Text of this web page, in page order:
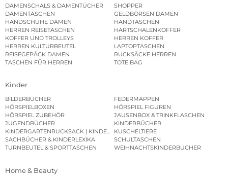
DAMENSCHALS & DAMENTÜCHER
SHOPPER
DAMENTASCHEN
GELDBÖRSEN DAMEN
HANDSCHUHE DAMEN
HANDTASCHEN
HERREN REISETASCHEN
HARTSCHALENKOFFER
KOFFER UND TROLLEYS
HERREN KOFFER
HERREN KULTURBEUTEL
LAPTOPTASCHEN
REISEGEPÄCK DAMEN
RUCKSÄCKE HERREN
TASCHEN FÜR HERREN
TOTE BAG
Kinder
BILDERBÜCHER
FEDERMAPPEN
HÖRSPIELBOXEN
HÖRSPIEL FIGUREN
HÖRSPIEL ZUBEHÖR
JAUSENBOX & TRINKFLASCHEN
JUGENDBÜCHER
KINDERBÜCHER
KINDERGARTENRUCKSACK | KINDERGARTENBEUTEL
KUSCHELTIERE
SACHBÜCHER & KINDERLEXIKA
SCHULTASCHEN
TURNBEUTEL & SPORTTASCHEN
WEIHNACHTSKINDERBÜCHER
Home & Beauty